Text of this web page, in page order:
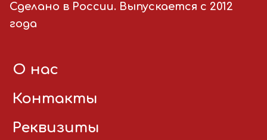
Сделано в России. Выпускается с 2012
года
О нас
Контакты
Реквизиты